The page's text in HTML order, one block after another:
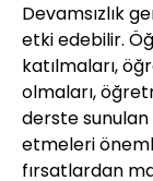
Devamsızlık
etki edebilir.
katılmaları,
olmaları,
derste
etmeleri
fırsatlardan